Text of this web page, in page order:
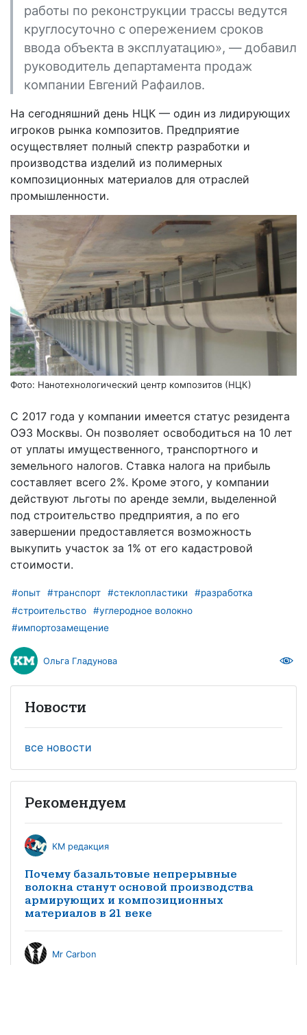
работы по реконструкции трассы ведутся
круглосуточно с опережением сроков
ввода объекта в эксплуатацию», — добавил
руководитель департамента продаж
компании Евгений Рафаилов.
На сегодняшний день НЦК — один из лидирующих
игроков рынка композитов. Предприятие
осуществляет полный спектр разработки и
производства изделий из полимерных
композиционных материалов для отраслей
промышленности.
Фото: Нанотехнологический центр композитов (НЦК)
С 2017 года у компании имеется статус резидента
ОЭЗ Москвы. Он позволяет освободиться на 10 лет
от уплаты имущественного, транспортного и
земельного налогов. Ставка налога на прибыль
составляет всего 2%. Кроме этого, у компании
действуют льготы по аренде земли, выделенной
под строительство предприятия, а по его
завершении предоставляется возможность
выкупить участок за 1% от его кадастровой
стоимости.
#опыт #транспорт #стеклопластики
#разработка
#строительство
#углеродное волокно
#импортозамещение
Ольга Гладунова
Новости
все новости
Рекомендуем
КМ редакция
Почему базальтовые непрерывные
волокна станут основой производства
армирующих и композиционных
материалов в 21 веке
Mr Carbon